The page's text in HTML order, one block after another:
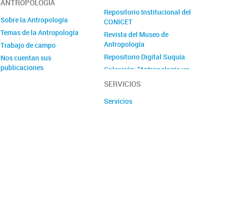
ANTROPOLOGÍA
Sobre la Antropología
Temas de la Antropología
Trabajo de campo
Nos cuentan sus
publicaciones
Repositorio Institucional del
CONICET
Revista del Museo de
Antropología
Repositorio Digital Suquía
Colección: "Antropología un
viaje de ida"
Patrimonio''
SERVICIOS
Servicios